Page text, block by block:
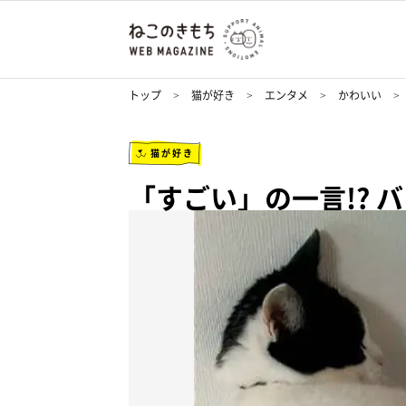
トップ 猫が好き エンタメ かわいい
猫が好き
「すごい」の一言!?